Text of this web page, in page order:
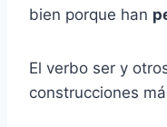
bien porque han
El verbo ser y
construcciones